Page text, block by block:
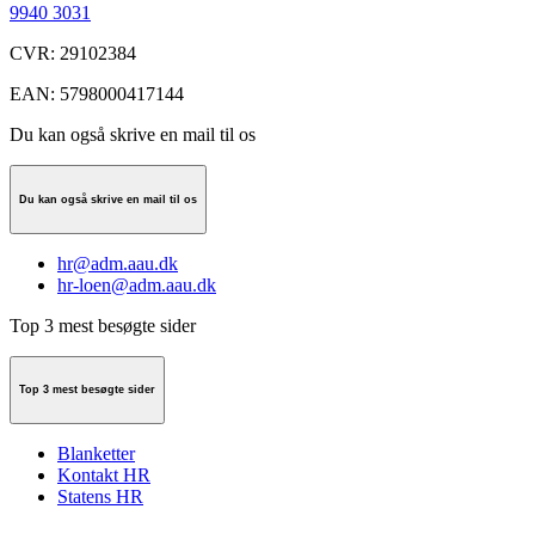
9940 3031
CVR: 29102384
EAN: 5798000417144
Du kan også skrive en mail til os
Du kan også skrive en mail til os
hr@adm.aau.dk
hr-loen@adm.aau.dk
Top 3 mest besøgte sider
Top 3 mest besøgte sider
Blanketter
Kontakt HR
Statens HR